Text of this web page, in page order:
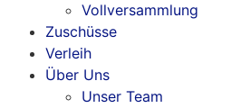
Vollversammlung
Zuschüsse
Verleih
Über Uns
Unser Team